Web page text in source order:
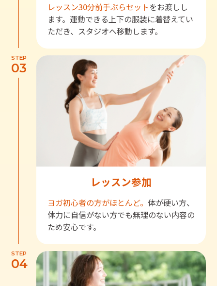
レッスン30分前手ぶらセットをお渡しし
ます。運動できる上下の服装に着替えてい
ただき、スタジオへ移動します。
STEP
03
レッスン参加
ヨガ初心者の方がほとんど。 体が硬い方、
体力に自信がない方でも無理のない内容の
ため安心です。
STEP
04